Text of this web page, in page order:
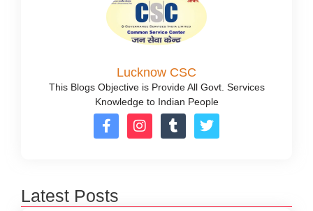
Lucknow CSC
This Blogs Objective is Provide All Govt. Services
Knowledge to Indian People
Latest Posts